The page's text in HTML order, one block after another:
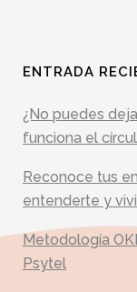
ENTRADA
¿No puedes
funciona el
Reconoce tus
entenderte y
Metodología
Psytel